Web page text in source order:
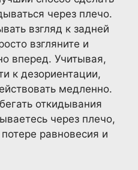
через плечо.
взгляд к задней
взгляните и
вперед. Учитывая,
к дезориентации,
медленно.
откидывания
через плечо,
равновесия и